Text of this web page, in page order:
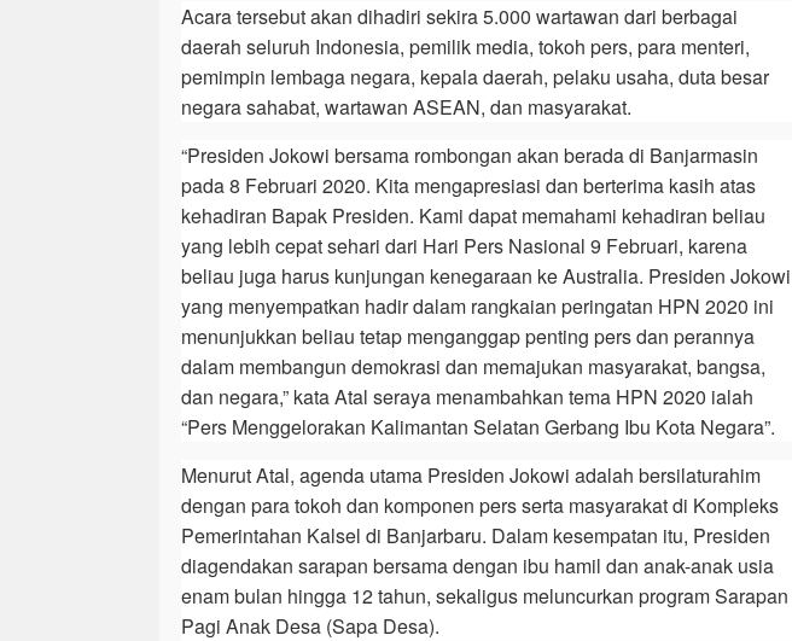
Acara tersebut akan dihadiri sekira 5.000 wartawan dari berbagai
daerah seluruh Indonesia, pemilik media, tokoh pers, para menteri,
pemimpin lembaga negara, kepala daerah, pelaku usaha, duta besar
negara sahabat, wartawan ASEAN, dan masyarakat.
“Presiden Jokowi bersama rombongan akan berada di Banjarmasin
pada 8 Februari 2020. Kita mengapresiasi dan berterima kasih atas
kehadiran Bapak Presiden. Kami dapat memahami kehadiran beliau
yang lebih cepat sehari dari Hari Pers Nasional 9 Februari, karena
beliau juga harus kunjungan kenegaraan ke Australia. Presiden Jokowi
yang menyempatkan hadir dalam rangkaian peringatan HPN 2020 ini
menunjukkan beliau tetap menganggap penting pers dan perannya
dalam membangun demokrasi dan memajukan masyarakat, bangsa,
dan negara,” kata Atal seraya menambahkan tema HPN 2020 ialah
“Pers Menggelorakan Kalimantan Selatan Gerbang Ibu Kota Negara”.
Menurut Atal, agenda utama Presiden Jokowi adalah bersilaturahim
dengan para tokoh dan komponen pers serta masyarakat di Kompleks
Pemerintahan Kalsel di Banjarbaru. Dalam kesempatan itu, Presiden
diagendakan sarapan bersama dengan ibu hamil dan anak-anak usia
enam bulan hingga 12 tahun, sekaligus meluncurkan program Sarapan
Pagi Anak Desa (Sapa Desa).